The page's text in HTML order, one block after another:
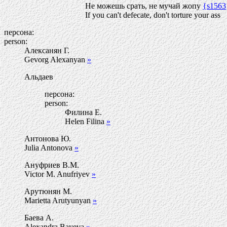
Не можешь срать, не мучай жопу
If you can't defecate, don't torture your ass
персона:
person:
Алексанян Г.
Gevorg Alexanyan»
Альдаев
персона:
person:
Филина Е.
Helen Filina»
Антонова Ю.
Julia Antonova»
Ануфриев В.М.
Victor M. Anufriyev»
Арутюнян М.
Marietta Arutyunyan»
Баева А.